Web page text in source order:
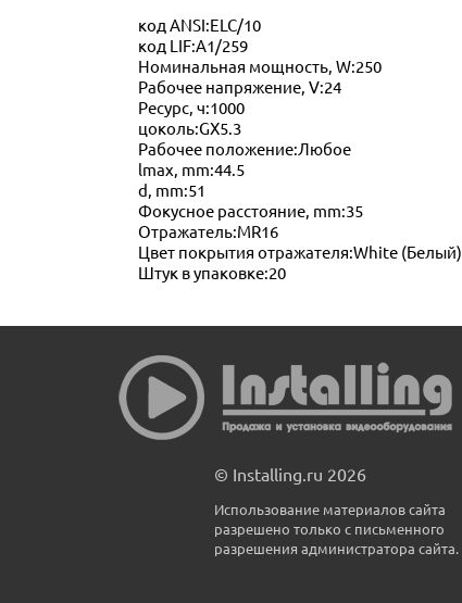
код ANSI:ELC/10
код LIF:A1/259
Номинальная мощность, W:250
Рабочее напряжение, V:24
Ресурс, ч:1000
цоколь:GX5.3
Рабочее положение:Любое
lmax, mm:44.5
d, mm:51
Фокусное расстояние, mm:35
Отражатель:MR16
Цвет покрытия отражателя:White (Белый)
Штук в упаковке:20
© Installing.ru 2026
Использование материалов сайта
разрешено только с письменного
разрешения администратора сайта.